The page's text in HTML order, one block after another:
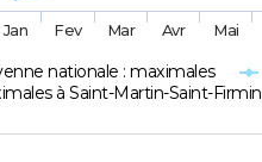
nationale : maximales
à Saint-Martin-Saint-Firmin
Jan Fev Mar Avr Mai